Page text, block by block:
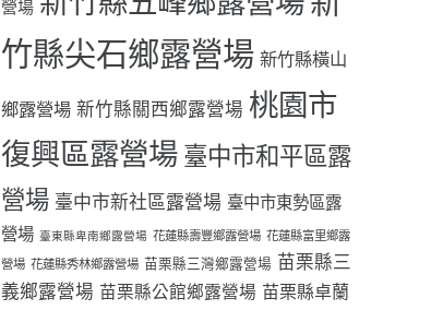
營場
竹縣尖石鄉露營場 新竹縣橫山
鄉露營場 新竹縣關西鄉露營場 桃園市
復興區露營場 臺中市和平區露
營場 臺中市新社區露營場 臺中市東勢區露
營場 臺東縣卑南鄉露營場 花蓮縣壽豐鄉露營場 花蓮縣富里鄉露
營場 花蓮縣秀林鄉露營場 苗栗縣三灣鄉露營場 苗栗縣三
義鄉露營場 苗栗縣公館鄉露營場 苗栗縣卓蘭